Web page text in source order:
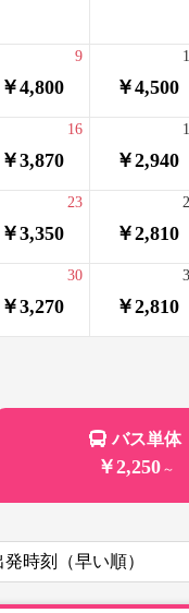
￥4,800
9
￥4,500
￥3,870
16
￥2,940
￥3,350
23
￥2,810
￥3,270
30
￥2,810
バス単体
￥2,250 ～